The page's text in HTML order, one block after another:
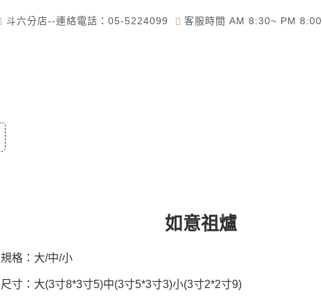
斗六分店--連絡電話：05-5224099 客服時間 AM 8:30~ PM 8:00
如意祖爐
規格：大/中/小
尺寸：大(3寸8*3寸5)中(3寸5*3寸3)小(3寸2*2寸9)